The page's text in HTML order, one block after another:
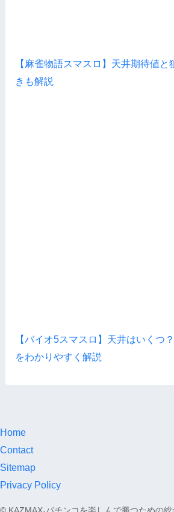
【麻雀物語スマスロ】天井期待値
きも解説
【バイオ5スマスロ】天井はいくつ
をわかりやすく解説
Home
Contact
Sitemap
Privacy Policy